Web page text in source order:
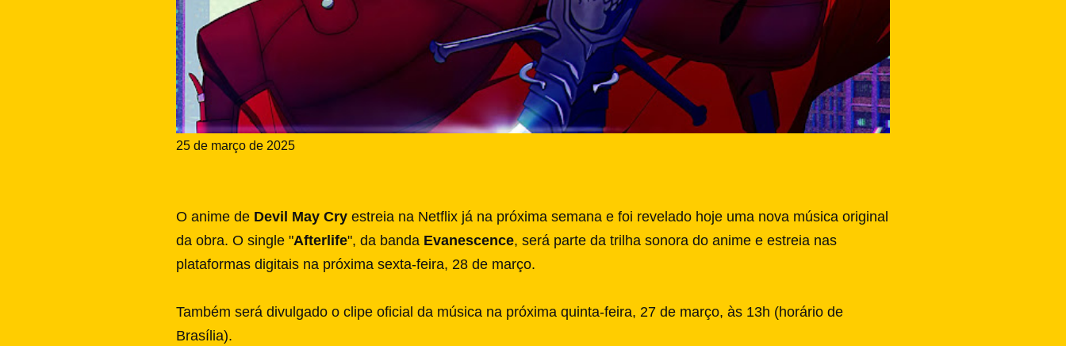
25 de março de 2025
O anime de Devil May Cry estreia na Netflix já na próxima semana e foi revelado hoje uma nova música original
da obra. O single "Afterlife", da banda Evanescence, será parte da trilha sonora do anime e estreia nas
plataformas digitais na próxima sexta-feira, 28 de março.
Também será divulgado o clipe oficial da música na próxima quinta-feira, 27 de março, às 13h (horário de
Brasília).